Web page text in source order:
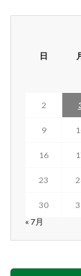
日
2
9
16
23
30
« 7月